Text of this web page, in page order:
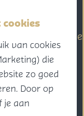
van cookies
die
zo goed
Door op
je aan
Watersport
Eilandhistorie
Voor kids
Naar het
strand
Natuur
Cultuur en